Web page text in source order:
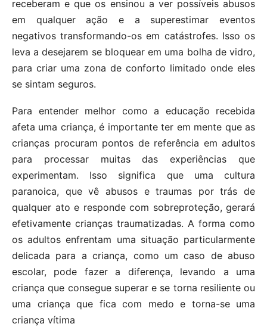
receberam e que os ensinou a ver possíveis abusos
em qualquer ação e a superestimar eventos
negativos transformando-os em catástrofes. Isso os
leva a desejarem se bloquear em uma bolha de vidro,
para criar uma zona de conforto limitado onde eles
se sintam seguros.
Para entender melhor como a educação recebida
afeta uma criança, é importante ter em mente que as
crianças procuram pontos de referência em adultos
para processar muitas das experiências que
experimentam. Isso significa que uma cultura
paranoica, que vê abusos e traumas por trás de
qualquer ato e responde com sobreproteção, gerará
efetivamente crianças traumatizadas. A forma como
os adultos enfrentam uma situação particularmente
delicada para a criança, como um caso de abuso
escolar, pode fazer a diferença, levando a uma
criança que consegue superar e se torna resiliente ou
uma criança que fica com medo e torna-se uma
criança vítima